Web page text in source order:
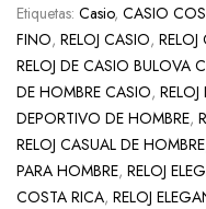
Etiquetas: Casio, CASIO
FINO, RELOJ CASIO,
RELOJ DE CASIO BULOVA
DE HOMBRE CASIO,
DEPORTIVO DE HOMBRE,
RELOJ CASUAL DE HOMBRE
PARA HOMBRE, RELOJ
COSTA RICA, RELOJ